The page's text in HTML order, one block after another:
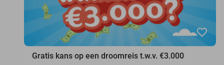
favorite_border
Gratis kans op een droomreis t.w.v. €3.000